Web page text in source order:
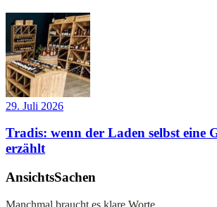
29. Juli 2026
Tradis: wenn der Laden selbst eine
erzählt
AnsichtsSachen
Manchmal braucht es klare Worte.